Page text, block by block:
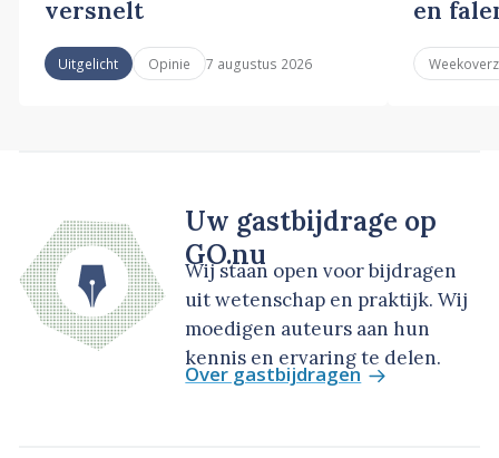
versnelt
Uitgelicht Opinie 7 augustus 2026
en
Uw gastbijdrage op
GO.nu
Wij staan open voor bijdragen
uit wetenschap en praktijk. Wij
moedigen auteurs aan hun
kennis en ervaring te delen.
Over gastbijdragen